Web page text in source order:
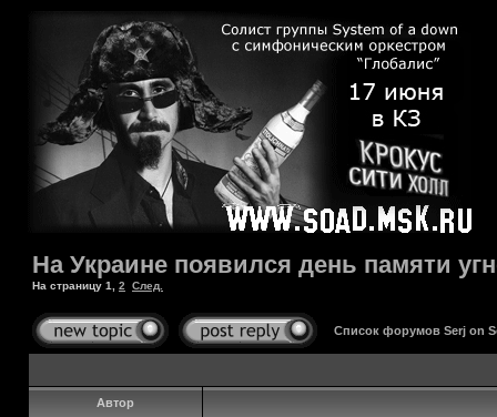
На Украине появился день памяти
На страницу 1 2 След.
Список форумов Serj on
Автор